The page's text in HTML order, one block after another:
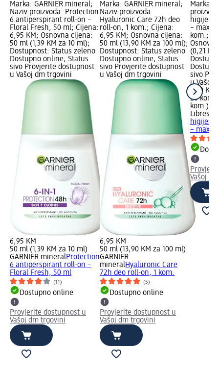
Marka: GARNIER mineral;
Naziv proizvoda: Protection
6 antiperspirant roll-on –
Floral Fresh, 50 ml; Cijena:
6,95 KM; Osnovna cijena:
50 ml (1,39 KM za 10 ml);
Dostupnost: Status zeleno
Dostupno online, Status
sivo Provjerite dostupnost
u Vašoj dm trgovini
6,95 KM
50 ml (1,39 KM za 10 ml)
GARNIER mineralProtection
6 antiperspirant roll-on –
Floral Fresh, 50 ml
(11)
Dostupno online
Provjerite dostupnost u
Vašoj dm trgovini
Marka: GARNIER mineral;
Naziv proizvoda:
Hyaluronic Care 72h deo
roll-on, 1 kom.; Cijena:
6,95 KM; Osnovna cijena:
50 ml (13,90 KM za 100 ml);
Dostupnost: Status zeleno
Dostupno online, Status
sivo Provjerite dostupnost
u Vašoj dm trgovini
6,95 KM
50 ml (13,90 KM za 100 ml)
GARNIER
mineralHyaluronic Care
72h deo roll-on, 1 kom.
(5)
Dostupno online
Provjerite dostupnost u
Vašoj dm trgovini
Marka:
– maxi+
kom.;
(0,21
sivo
u Vašoj
4,10 KM
20 kom.
kom.)
Libresse
–
Vašoj